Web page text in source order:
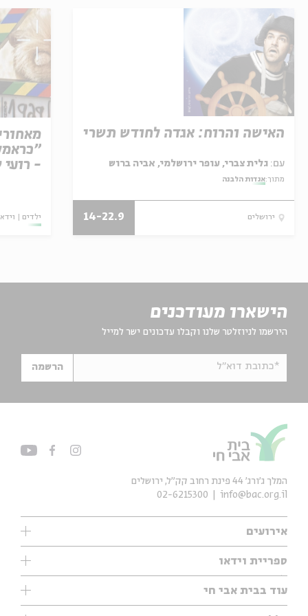
האישה והרוח: אגדה לחודש תשרי
עם:
מתוך:אגדות הלבנה
ירושלים 14-22.9
- רועי
ילדים
הישארו מעודכנים
הירשמו לניוזלטר שלנו וקבלו עדכונים ישר למייל
*כתובת דוא"ל הרשמה
אירועים
עיון
אנגלית
ספריית וידאו
ילדים
מוזיקה
עוד בבית אבי חי
תערוכות
המלך ג'ורג' 44 פינת רחוב קק״ל, ירושלים
info@bac.org.il
02-6215300